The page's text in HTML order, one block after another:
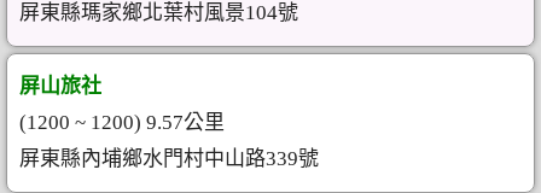
屏東縣瑪家鄉北葉村風景104號
屏山旅社
(1200 ~ 1200) 9.57公里
屏東縣內埔鄉水門村中山路339號